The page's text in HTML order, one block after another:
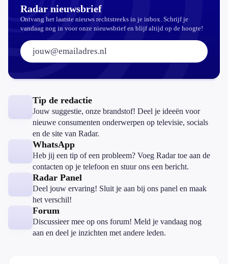
Radar nieuwsbrief
Ontvang het laatste nieuws rechtstreeks in je inbox. Schrijf je
vandaag nog in voor onze nieuwsbrief en blijf altijd op de hoogte!
E-mailadres:
Tip de redactie
Jouw suggestie, onze brandstof! Deel je ideeën voor
nieuwe consumenten onderwerpen op televisie, socials
en de site van Radar.
WhatsApp
Heb jij een tip of een probleem? Voeg Radar toe aan de
contacten op je telefoon en stuur ons een bericht.
Radar Panel
Deel jouw ervaring! Sluit je aan bij ons panel en maak
het verschil!
Forum
Discussieer mee op ons forum! Meld je vandaag nog
aan en deel je inzichten met andere leden.